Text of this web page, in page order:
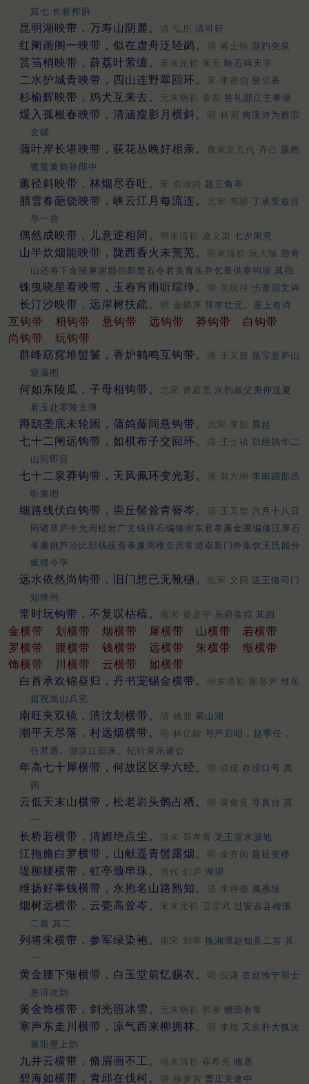
其七 长桥榕荫
昆明湖映带，万寿山阴麓。 清·弘历 清可轩
红阑画阁一映带，似在虚舟泛轻鹢。 清·蒋士铨 游趵突泉
筼筜梢映带，薜荔叶萦缠。 宋末元初·宋无 咏石得天字
二水护城青映带，四山连野翠回环。 宋·李曾伯 登尘表
杉榆辉映带，鸡犬互来去。 元末明初·袁凯 答礼部江主事渐
煖入孤根春映带，清涵瘦影月横斜。 明·林弼 梅溪诗为蔡宗
玄赋
蒲叶岸长堪映带，荻花丛晚好相亲。 唐末至五代·齐己 题画
鹭鸶兼简孙郎中
蕙径斜映带，林烟尽吞吐。 宋·俞汝尚 题三角亭
腊雪春葩饶映带，峡云江月每流连。 北宋·韦骧 丁承受放目
亭一首
偶然成映带，儿意逆相同。 明末清初·凌义渠 七夕闺意
山半炊烟能映带，陇西香火未荒芜。 明末清初·阮大铖 游青
山还将下金陵柬谢郡伯郑楚石令君吴青岳并乞葺供奉祠垣 其四
铢曳晓星看映带，玉舂宵雨听琮琤。 明·吴统持 卐斋回文诗
长汀沙映带，远岸树扶疏。 明·金麟厚 拜李壮元。座上有诗
互钩带 相钩带 悬钩带 远钩带 莽钩带
白钩带
尚钩带
玩钩带
群峰窈窕堆髻鬟，香炉鹤鸣互钩带。
清·王又曾 题宝意庐山
观瀑图
何如东陵瓜，子母相钩带。 北宋·黄庭坚 次韵叔父夷仲送夏
君玉赴零陵主簿
蹲鸱垄底未轮囷，蒲鸽藤间悬钩带。 北宋·李彭 晨起
七十二闸远钩带，如棋布子交回环。 清·王士禛 归经鹊华二
山间即目
七十二泉莽钩带，天风佩环变光彩。 清·翁方纲 李南礀郡丞
听泉图
细路线伏白钩带，崇丘髻耸青嶜岑。 清·王又曾 六月十八日
同诸草庐中允周松岩广文钱萚石编修谢东君孝廉金圃编修汪厚石
孝廉姚芦泾比部钱蔇斋孝廉周稚圭庶常游南新门外集饮王氏园分
赋得今字
远水依然尚钩带，旧门想已无靴檛。 北宋·文同 送王恪司门
知绛州
常时玩钩带，不复叹枯槁。 南宋·黄彦平 乐府杂拟 其四
金横带 划横带 烟横带 犀横带 山横带
若横带
罗横带
腰横带 钱横带 远横带 朱横带
惭横带
饰横带
川横带 云横带
如横带
白首承欢锦昼归，丹书宠锡金横带。
明末清初·陈恭尹 维岳
篇祝嵩山兵宪
南旺夹双镜，清汶划横带。 清·姚鼐 蜀山湖
潮平天尽落，村远烟横带。 明·林亿龄 与严启昭，赵季任，
任君遇。游汉江归来。纪行录示诸公
年高七十犀横带，何故区区学六经。 明·成伣 存没口号 其
四
云低天末山横带，松老岩头鹘占栖。 明·黄俊良 寻真台 其
一
长桥若横带，清媚绝点尘。 清末·郑孝胥 龙王堂水源地
江拖脩白罗横带，山献遥青髻露烟。 明·金齐闵 题延安楼
堤柳腰横带，虹亭颈串珠。 当代·幻庐 湖望
维扬好事钱横带，永抱名山路熟知。 清·李种徽 属愚坡
烟树远横带，云甍高耸岑。 宋末元初·卫宗武 过安吉县梅溪
二首 其二
列将朱横带，参军绿染袍。 南宋·刘宰 挽湘潭赵知县二首 其
一
黄金腰下惭横带，白玉堂前忆赐衣。 明·倪谦 答赵惟宁羽士
惠诗次韵
黄金饰横带，剑光照冰雪。 元末明初·郭奎 赠田有常
寒声东走川横带，凉气西来柳拥林。 明·李燉 又次朴大瓠次
襄阳壁上韵
九井云横带，脩眉画不工。 明末清初·崔希亮 幽居
碧海如横带，青邱在伐柯。 明·柳梦寅 曹庄关途中